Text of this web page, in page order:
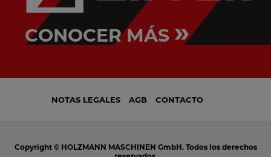
CONOCER MÁS »
NOTAS LEGALES AGB CONTACTO
Copyright © HOLZMANN MASCHINEN GmbH. Todos los derechos